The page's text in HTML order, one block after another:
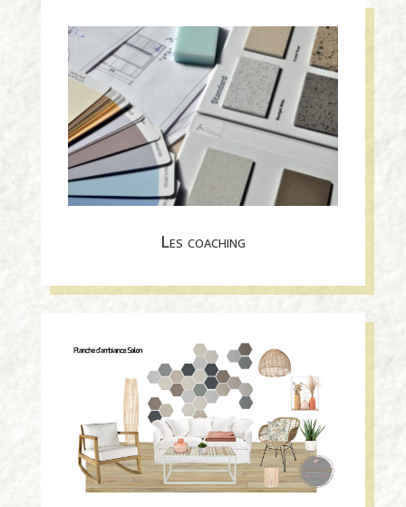
Les coaching